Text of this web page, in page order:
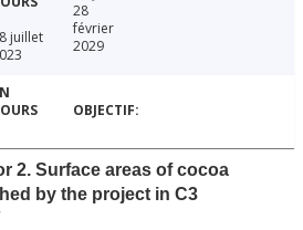
juillet
28
février
2029
2. Surface areas of cocoa
by the project in C3